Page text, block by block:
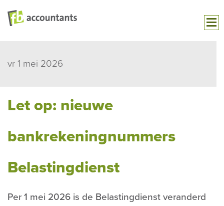
vr 1 mei 2026
Let op: nieuwe
bankrekeningnummers
Belastingdienst
Per 1 mei 2026 is de Belastingdienst veranderd